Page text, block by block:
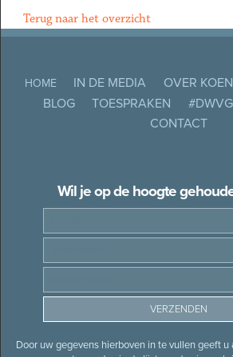
Terug naar het overzicht
HOME IN DE MEDIA OVER
BLOG
TOESPRAKEN #DWVG
CONTACT
Wil je op de hoogte
Door uw gegevens hierboven in te vullen geeft